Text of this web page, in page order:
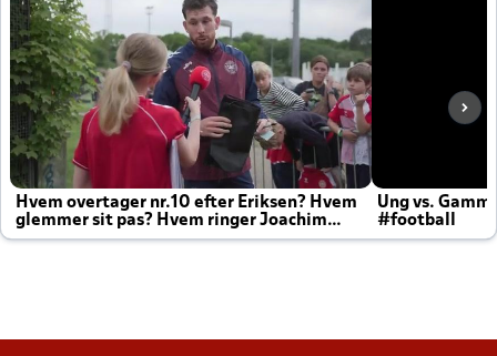
Hvem overtager nr.10 efter Eriksen? Hvem
glemmer sit pas? Hvem ringer Joachim
altid til efter kampe?
Ung vs.
#football